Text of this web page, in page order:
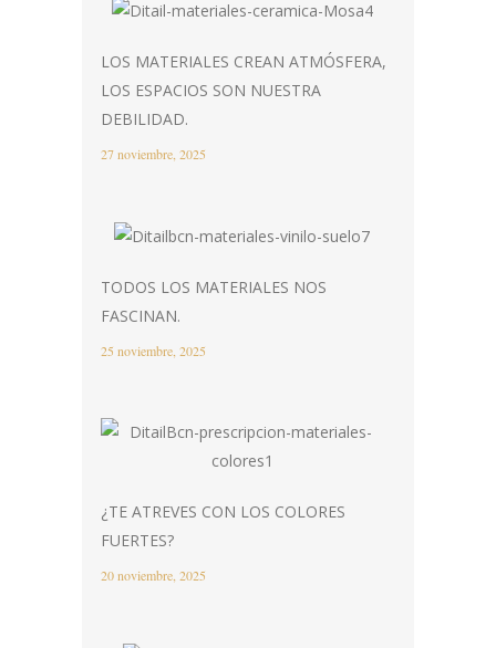
LOS MATERIALES CREAN ATMÓSFERA,
LOS ESPACIOS SON NUESTRA
DEBILIDAD.
27 noviembre, 2025
TODOS LOS MATERIALES NOS
FASCINAN.
25 noviembre, 2025
¿TE ATREVES CON LOS COLORES
FUERTES?
20 noviembre, 2025